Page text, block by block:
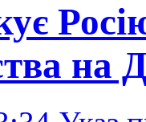
на